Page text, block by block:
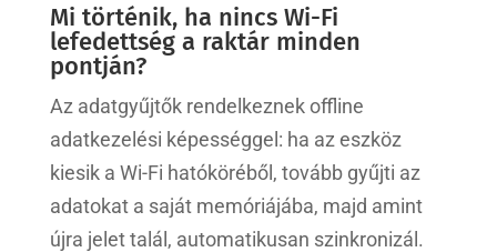
Mi történik, ha nincs Wi-Fi
lefedettség a raktár minden
pontján?
Az adatgyűjtők rendelkeznek offline
adatkezelési képességgel: ha az eszköz
kiesik a Wi-Fi hatóköréből, tovább gyűjti az
adatokat a saját memóriájába, majd amint
újra jelet talál, automatikusan szinkronizál.